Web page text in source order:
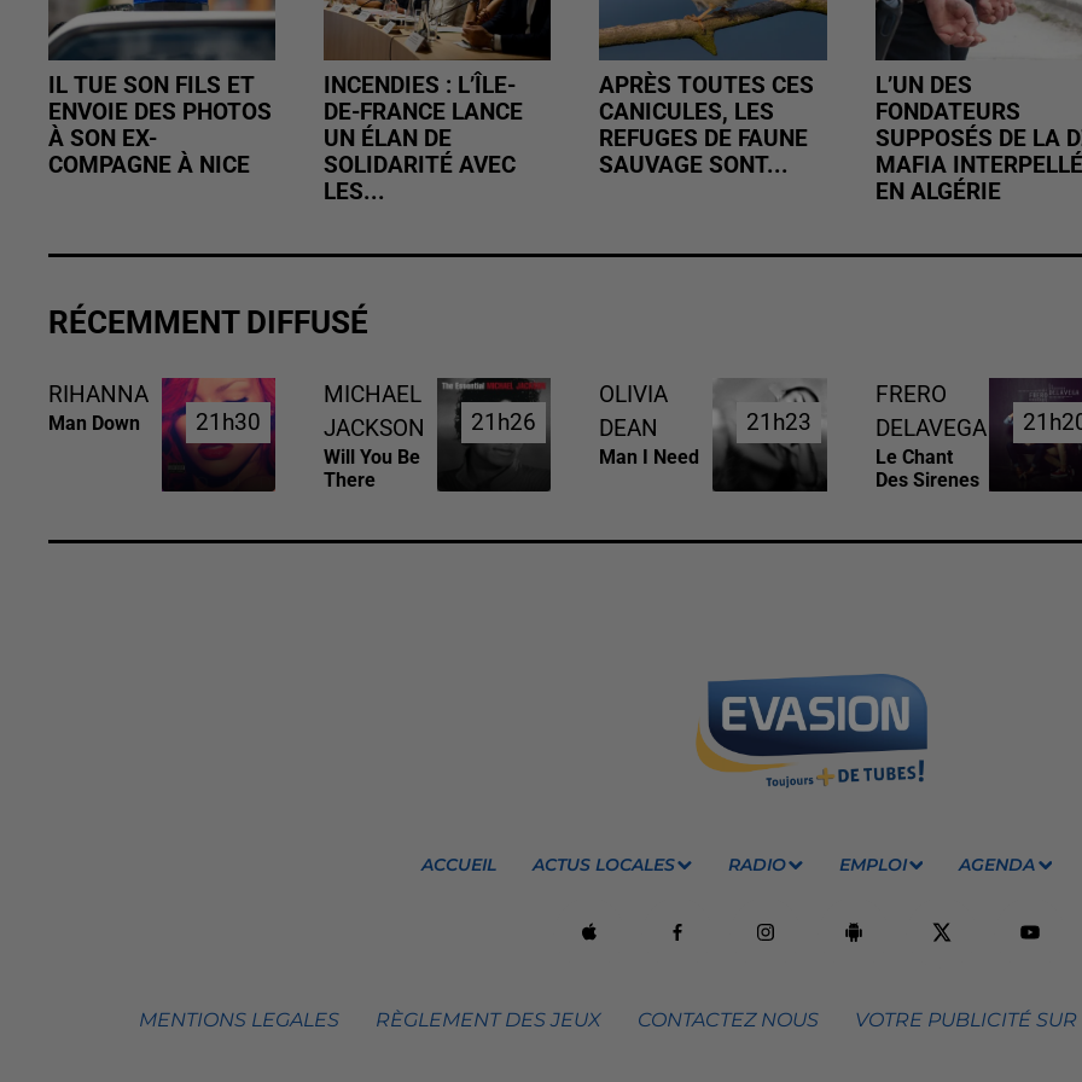
IL TUE SON FILS ET
ENVOIE DES PHOTOS
À SON EX-
COMPAGNE À NICE
INCENDIES : L’ÎLE-
DE-FRANCE LANCE
UN ÉLAN DE
SOLIDARITÉ AVEC
LES...
APRÈS TOUTES CES
CANICULES, LES
REFUGES DE FAUNE
SAUVAGE SONT...
L’UN DES
FONDATEURS
SUPPOSÉS DE LA
MAFIA INTERPELLÉ
EN ALGÉRIE
RÉCEMMENT DIFFUSÉ
RIHANNA
Man Down 21h30
21h30
MICHAEL
JACKSON
Will You Be
There
21h26
21h26
OLIVIA
DEAN
Man I Need
21h23
21h23
FRERO
DELAVEGA
Le Chant
Des Sirenes
ACCUEIL ACTUS LOCALES RADIO EMPLOI AGENDA
MENTIONS LEGALES RÈGLEMENT DES JEUX CONTACTEZ NOUS VOTRE PUBLICITÉ